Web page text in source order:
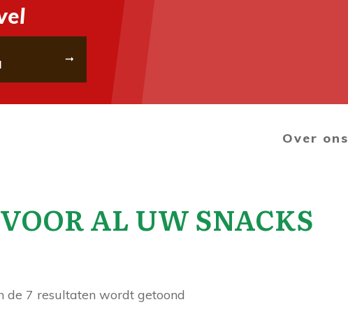
Over ons
VOOR AL UW SNACKS
de 7 resultaten wordt getoond